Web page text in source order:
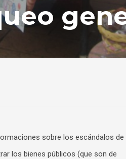
sobre los escándalos de
los bienes públicos (que son de